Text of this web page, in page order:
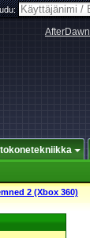
AfterDawn
2 (Xbox 360)